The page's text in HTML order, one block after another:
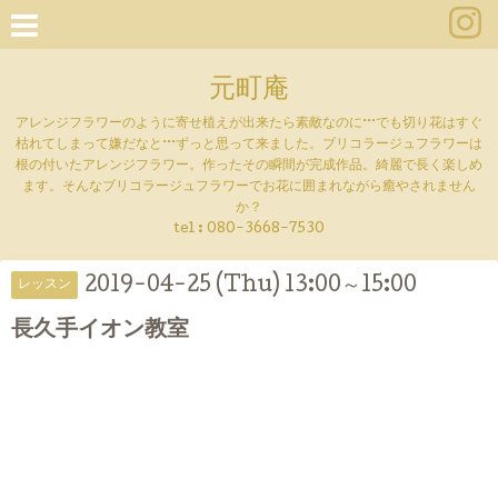
元町庵
アレンジフラワーのように寄せ植えが出来たら素敵なのに···でも切り花はすぐ
枯れてしまって嫌だなと···ずっと思って来ました。ブリコラージュフラワーは
根の付いたアレンジフラワー。作ったその瞬間が完成作品。綺麗で長く楽しめ
ます。そんなブリコラージュフラワーでお花に囲まれながら癒やされません
か？
tel : 080-3668-7530
レッスン 2019-04-25 (Thu) 13:00～15:00
長久手イオン教室